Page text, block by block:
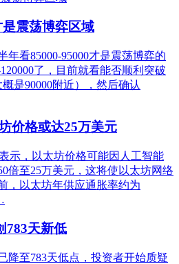
震荡博弈区域
年看85000-95000才是震荡博弈的
了，目前就看能否顺利突破
是90000附近），然后确认
价格或达25万美元
示，以太坊价格可能因人工智能
倍至25万美元，这将使以太坊网络
，以太坊年供应通胀率约为
783天新低
降至783天低点，投资者开始质疑